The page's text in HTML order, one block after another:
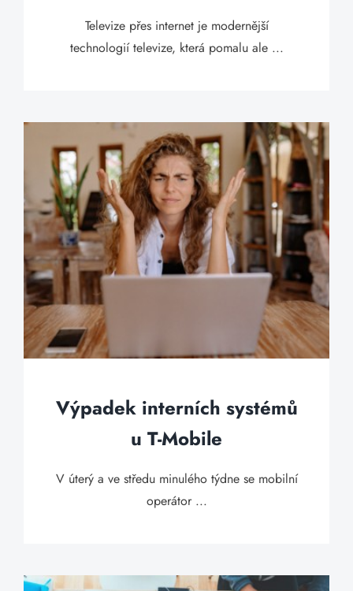
Televize přes internet je modernější
technologií televize, která pomalu ale ...
Výpadek interních systémů
u T-Mobile
V úterý a ve středu minulého týdne se mobilní
operátor ...